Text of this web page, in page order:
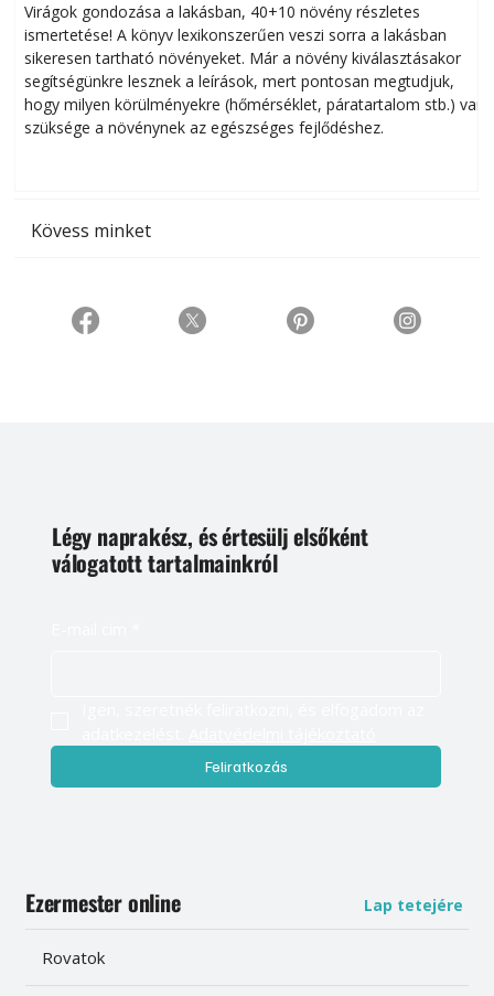
Virágok gondozása a lakásban, 40+10 növény részletes
ismertetése! A könyv lexikonszerűen veszi sorra a lakásban
sikeresen tart­ha­tó növényeket. Már a növény kiválasztásakor
segítségünkre lesznek a leírások, mert pontosan megtudjuk,
hogy milyen körülményekre (hőmérséklet, páratartalom stb.) van
szüksége a növénynek az egészséges fejlődéshez.
Kövess minket
Légy naprakész, és értesülj elsőként
válogatott tartalmainkról
Feliratkozás
Ezermester online Lap tetejére
Rovatok